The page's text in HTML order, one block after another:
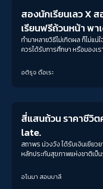
สองนักเรียนเลว X
เรียนฟรีถ้วนหน้า พา
ทำมาหลายวิธีไม่เกิดผล ก็ไม่แน่
ควรได้รับการศึกษา หรือมองเ
อติรุจ ดือเระ
สี่แสนถ้วน ราคาชีวิ
late.
สถาพร ม่วงวัง ได้รับเงินเยีย
หลักประกันสุขภาพแห่งชาติเป็
อโนมา สอนบาลี